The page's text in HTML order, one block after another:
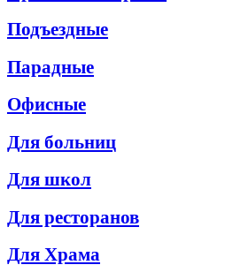
Подъездные
Парадные
Офисные
Для больниц
Для школ
Для ресторанов
Для Храма